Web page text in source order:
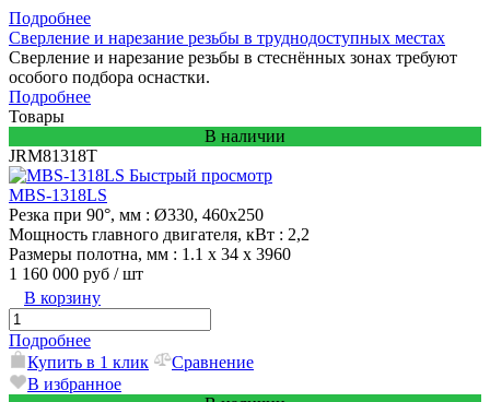
Подробнее
Сверление и нарезание резьбы в труднодоступных местах
Сверление и нарезание резьбы в стеснённых зонах требуют
особого подбора оснастки.
Подробнее
Товары
В наличии
JRM81318T
Быстрый просмотр
MBS-1318LS
Резка при 90°, мм : Ø330, 460x250
Мощность главного двигателя, кВт : 2,2
Размеры полотна, мм : 1.1 x 34 x 3960
1 160 000 руб / шт
В корзину
Подробнее
Купить в 1 клик
Сравнение
В избранное